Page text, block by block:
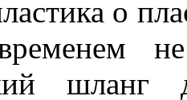
о
не